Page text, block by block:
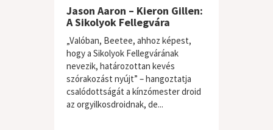
Jason Aaron – Kieron Gillen:
A Sikolyok Fellegvára
„Valóban, Beetee, ahhoz képest,
hogy a Sikolyok Fellegvárának
nevezik, határozottan kevés
szórakozást nyújt” – hangoztatja
csalódottságát a kínzómester droid
az orgyilkosdroidnak, de...